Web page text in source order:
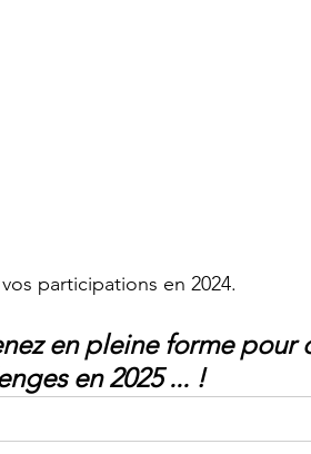
participations en 2024.
en pleine forme pour
en 2025 ... !